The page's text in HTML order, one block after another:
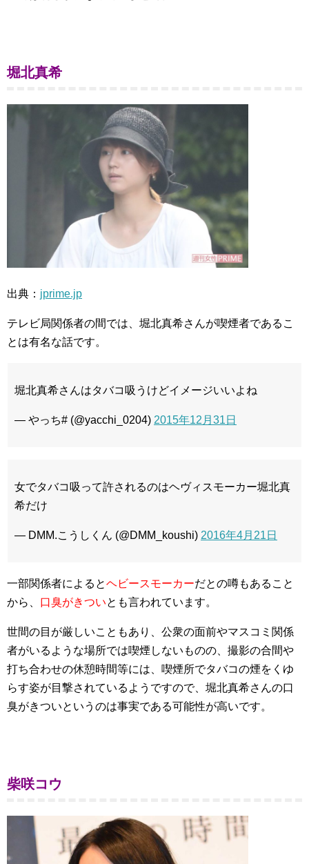
堀北真希
出典： jprime.jp
テレビ局関係者の間では、堀北真希さんが喫煙者であるこ
とは有名な話です。
堀北真希さんはタバコ吸うけどイメージいいよね
— やっち# (@yacchi_0204) 2015年12月31日
女でタバコ吸って許されるのはヘヴィスモーカー堀北真
希だけ
— DMM.こうしくん (@DMM_koushi) 2016年4月21日
一部関係者によるとヘビースモーカーだとの噂もあること
から、 口臭がきついとも言われています。
世間の目が厳しいこともあり、公衆の面前やマスコミ関係
者がいるような場所では喫煙しないものの、撮影の合間や
打ち合わせの休憩時間等には、喫煙所でタバコの煙をくゆ
らす姿が目撃されているようですので、堀北真希さんの口
臭がきついというのは事実である可能性が高いです。
柴咲コウ